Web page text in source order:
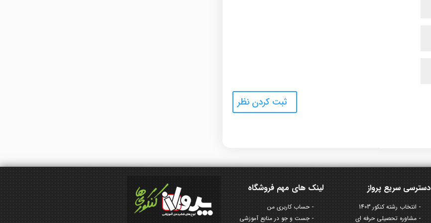
لینک های مهم فروشگاه
حساب کاربری من
جست و جو در منابع آموزشی
دسترسی سریع پرواز
انتخاب رشته کنکور 1403
مشاوره تحصیلی حرفه ای